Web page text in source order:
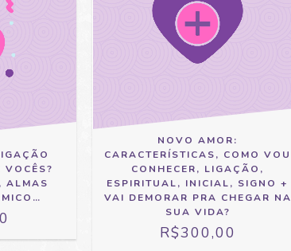
VOCÊS?
ALMAS
NOVO AMOR:
CARACTERÍSTICAS, COMO VOU
CONHECER, LIGAÇÃO,
ESPIRITUAL, INICIAL, SIGNO +
VAI DEMORAR PRA CHEGAR NA
SUA VIDA?
R$300,00